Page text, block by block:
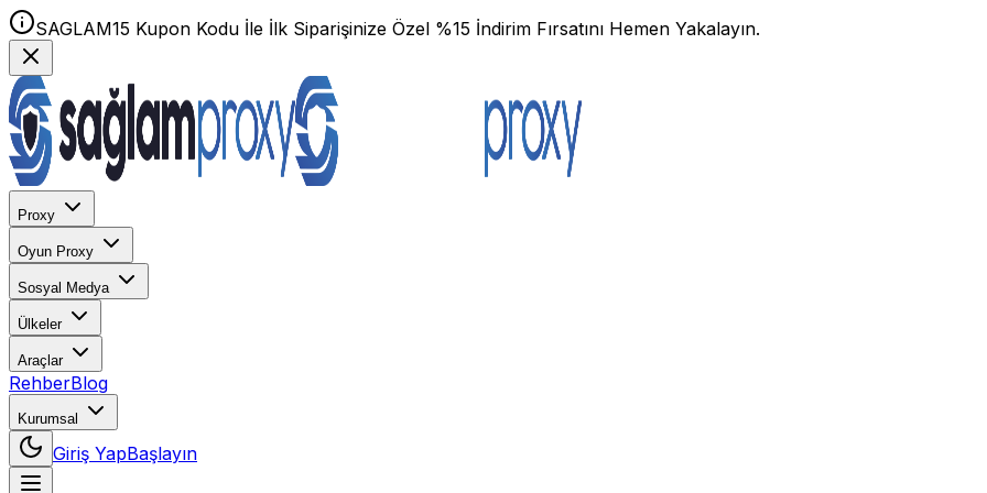
SAGLAM15 Kupon Kodu İle İlk Siparişinize Özel %15 İndirim Fırsatını Hemen Yakalayın.
Proxy
Oyun Proxy
Sosyal Medya
Ülkeler
Araçlar
RehberBlog
Kurumsal
Giriş YapBaşlayın